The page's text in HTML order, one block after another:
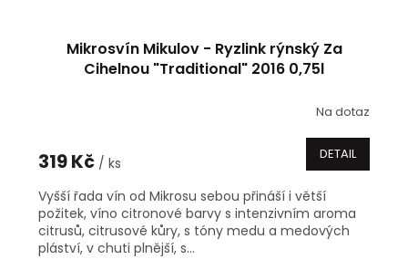
Mikrosvín Mikulov - Ryzlink rýnský Za
Cihelnou "Traditional" 2016 0,75l
Na dotaz
319 Kč / ks
DETAIL
Vyšší řada vín od Mikrosu sebou přináší i větší
požitek, víno citronové barvy s intenzivním aroma
citrusů, citrusové kůry, s tóny medu a medových
pláství, v chuti plnější, s...